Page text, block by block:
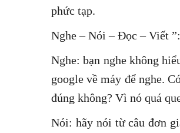
phức tạp.
Nghe – Nói – Đọc – Viết
Nghe: bạn nghe không
google về máy để nghe.
đúng không? Vì nó quá
Nói: hãy nói từ câu đơn